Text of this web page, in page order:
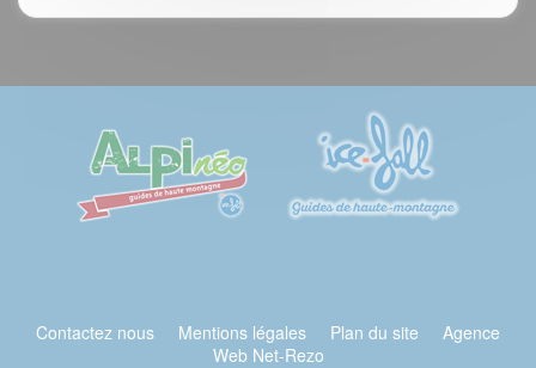
Contactez nous Mentions légales Plan du site
Agence
Web Net-Rezo